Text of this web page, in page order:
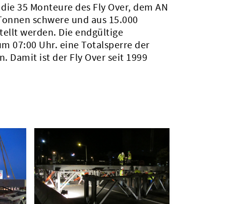
35 Monteure des Fly Over, dem AN
schwere und aus 15.000
werden. Die endgültige
07:00 Uhr. eine Totalsperre der
Damit ist der Fly Over seit 1999